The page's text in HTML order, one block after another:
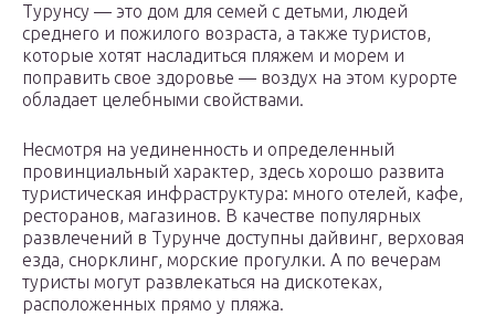
Турунсу — это дом для семей с детьми, людей
среднего и пожилого возраста, а также туристов,
которые хотят насладиться пляжем и морем и
поправить свое здоровье — воздух на этом курорте
обладает целебными свойствами.
Несмотря на уединенность и определенный
провинциальный характер, здесь хорошо развита
туристическая инфраструктура: много отелей, кафе,
ресторанов, магазинов. В качестве популярных
развлечений в Турунче доступны дайвинг, верховая
езда, снорклинг, морские прогулки. А по вечерам
туристы могут развлекаться на дискотеках,
расположенных прямо у пляжа.